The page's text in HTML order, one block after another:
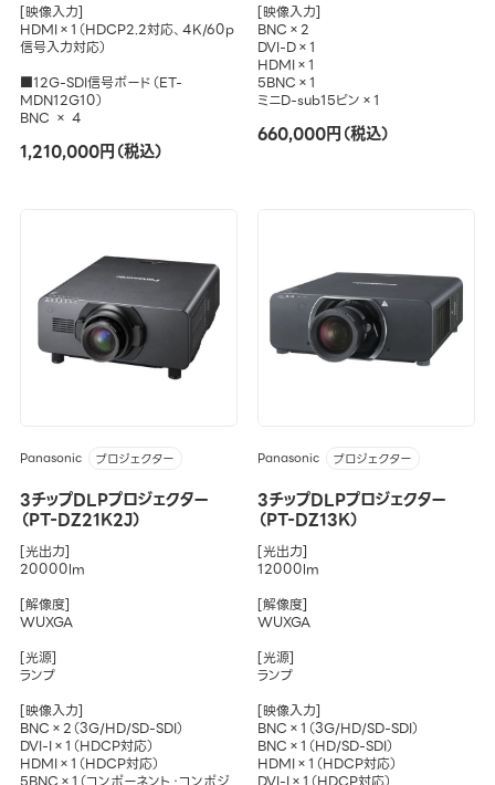
[映像入力]
HDMI×1（HDCP2.2対応、4K/60p
信号入力対応）
■12G-SDI信号ボード（ET-
MDN12G10）
BNC × 4
1,210,000円（税込）
[映像入力]
BNC×2
DVI-D×1
HDMI×1
5BNC×1
ミニD-sub15ピン×1
660,000円（税込）
Panasonic プロジェクター
3チップDLPプロジェクター
（PT-DZ21K2J）
[光出力]
20000lm
[解像度]
WUXGA
[光源]
ランプ
[映像入力]
BNC×2（3G/HD/SD-SDI）
DVI-I×1（HDCP対応）
HDMI×1（HDCP対応）
Panasonic プロジェクター
3チップDLPプロジェクター
（PT-DZ13K）
[光出力]
12000lm
[解像度]
WUXGA
[光源]
ランプ
[映像入力]
BNC×1（3G/HD/SD-SDI）
BNC×1（HD/SD-SDI）
HDMI×1（HDCP対応）